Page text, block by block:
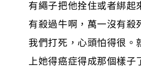
有繩子把他拴住或者綁起
有殺過牛啊，萬一沒有殺
我們打死，心頭怕得很。
上她得癌症得成那個樣子